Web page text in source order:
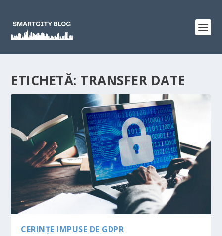
ETICHETĂ: TRANSFER DATE
CERINȚE IMPUSE DE GDPR